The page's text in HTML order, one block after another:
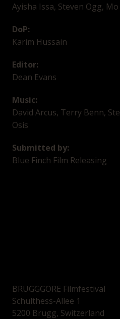
Ayisha Issa, Steven Ogg,
DoP:
Karim Hussain
Editor:
Dean Evans
Music:
David Arcus, Terry Benn,
Osis
Submitted by:
Blue Finch Film Releasing
BRUGGGORE Filmfestival
Schulthess-Allee 1
5200 Brugg, Switzerland